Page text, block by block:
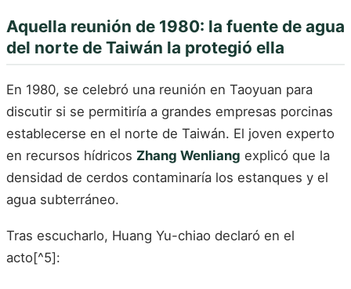
Aquella reunión de 1980: la fuente de agua
del norte de Taiwán la protegió ella
En 1980, se celebró una reunión en Taoyuan para
discutir si se permitiría a grandes empresas porcinas
establecerse en el norte de Taiwán. El joven experto
en recursos hídricos Zhang Wenliang explicó que la
densidad de cerdos contaminaría los estanques y el
agua subterráneo.
Tras escucharlo, Huang Yu-chiao declaró en el
acto[^5]: